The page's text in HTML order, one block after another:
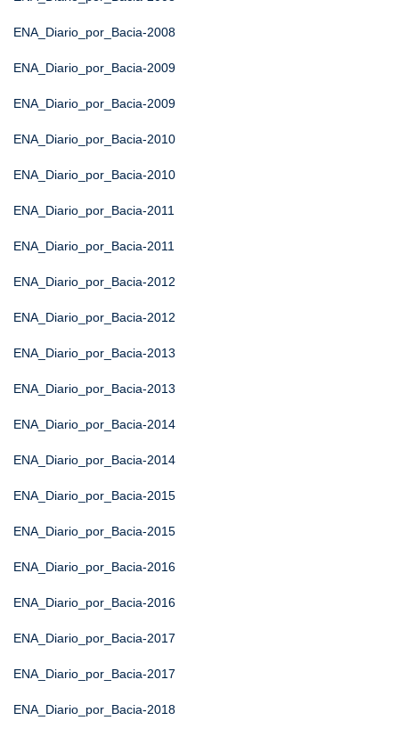
ENA_Diario_por_Bacia-2008
ENA_Diario_por_Bacia-2009
ENA_Diario_por_Bacia-2009
ENA_Diario_por_Bacia-2010
ENA_Diario_por_Bacia-2010
ENA_Diario_por_Bacia-2011
ENA_Diario_por_Bacia-2011
ENA_Diario_por_Bacia-2012
ENA_Diario_por_Bacia-2012
ENA_Diario_por_Bacia-2013
ENA_Diario_por_Bacia-2013
ENA_Diario_por_Bacia-2014
ENA_Diario_por_Bacia-2014
ENA_Diario_por_Bacia-2015
ENA_Diario_por_Bacia-2015
ENA_Diario_por_Bacia-2016
ENA_Diario_por_Bacia-2016
ENA_Diario_por_Bacia-2017
ENA_Diario_por_Bacia-2017
ENA_Diario_por_Bacia-2018